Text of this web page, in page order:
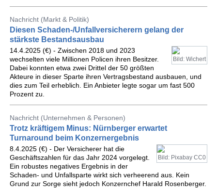
Nachricht (Markt & Politik)
Diesen Schaden-/Unfallversicherern gelang der
stärkste Bestandsausbau
Bild: Wichert
14.4.2025 (€) - Zwischen 2018 und 2023
wechselten viele Millionen Policen ihren Besitzer.
Dabei konnten etwa zwei Drittel der 50 größten
Akteure in dieser Sparte ihren Vertragsbestand ausbauen, und
dies zum Teil erheblich. Ein Anbieter legte sogar um fast 500
Prozent zu.
Nachricht (Unternehmen & Personen)
Trotz kräftigem Minus: Nürnberger erwartet
Turnaround beim Konzernergebnis
Bild: Pixabay CC0
8.4.2025 (€) - Der Versicherer hat die
Geschäftszahlen für das Jahr 2024 vorgelegt.
Ein robustes negatives Ergebnis in der
Schaden- und Unfallsparte wirkt sich verheerend aus. Kein
Grund zur Sorge sieht jedoch Konzernchef Harald Rosenberger.